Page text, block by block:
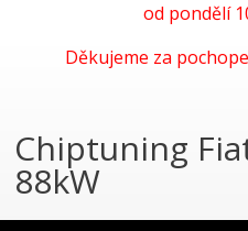
od pondělí
Děkujeme za
Chiptuning
88kW